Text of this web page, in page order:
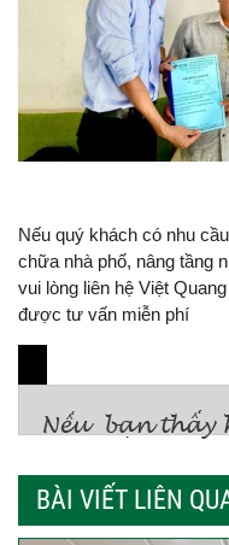
Nếu quý khách có nhu
chữa nhà phố, nâng tầng
vui lòng liên hệ Việt
được tư vấn miễn phí
BÀI VIẾT LIÊN